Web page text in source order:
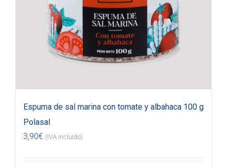
Espuma de sal marina con tomate y albahaca 100 g
Polasal
3,90€ (IVA incluido)